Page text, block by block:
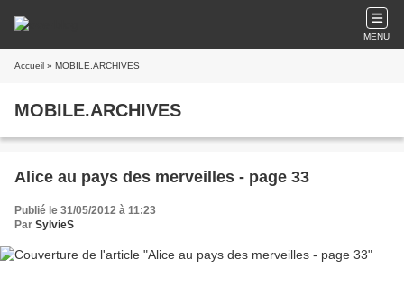
MENU
Accueil » MOBILE.ARCHIVES
MOBILE.ARCHIVES
Alice au pays des merveilles - page 33
Publié le 31/05/2012 à 11:23
Par SylvieS